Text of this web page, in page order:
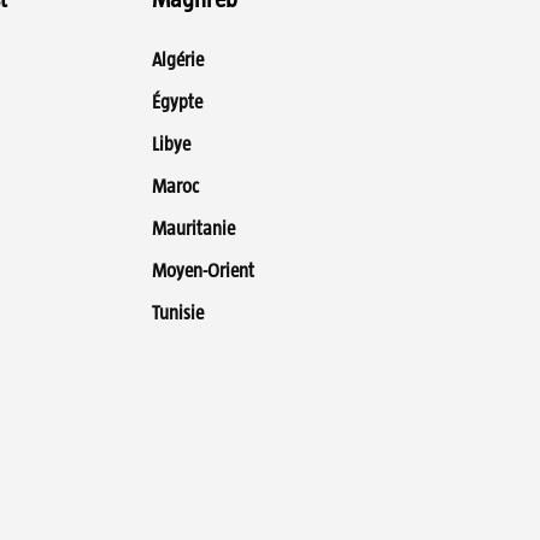
Algérie
Égypte
Libye
Maroc
Mauritanie
Moyen-Orient
Tunisie